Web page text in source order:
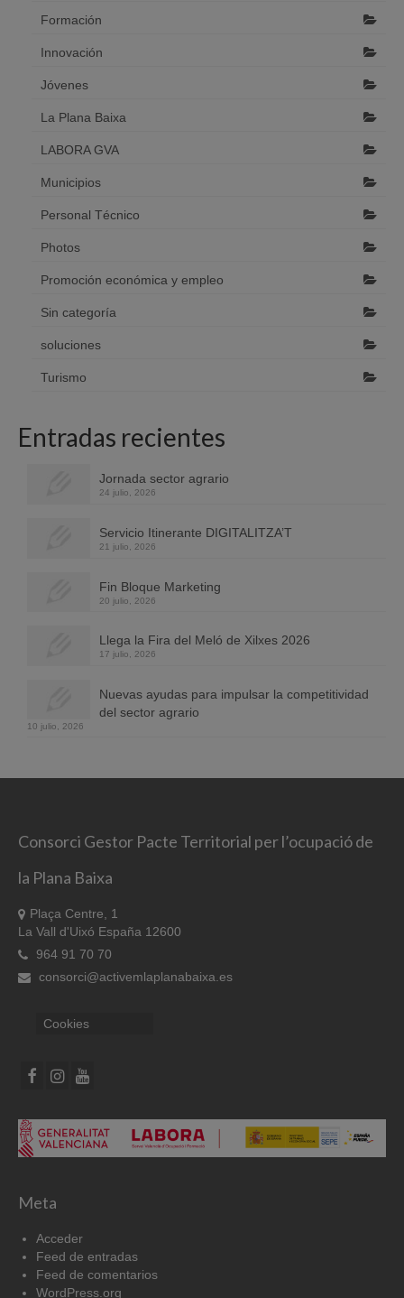
Formación
Innovación
Jóvenes
La Plana Baixa
LABORA GVA
Municipios
Personal Técnico
Photos
Promoción económica y empleo
Sin categoría
soluciones
Turismo
Entradas recientes
Jornada sector agrario
24 julio, 2026
Servicio Itinerante DIGITALITZA’T
21 julio, 2026
Fin Bloque Marketing
20 julio, 2026
Llega la Fira del Meló de Xilxes 2026
17 julio, 2026
Nuevas ayudas para impulsar la competitividad
del sector agrario
10 julio, 2026
Consorci Gestor Pacte Territorial per l’ocupació de
la Plana Baixa
Plaça Centre, 1
La Vall d'Uixó España 12600
964 91 70 70
consorci@activemlaplanabaixa.es
Cookies
Meta
Acceder
Feed de entradas
Feed de comentarios
WordPress.org